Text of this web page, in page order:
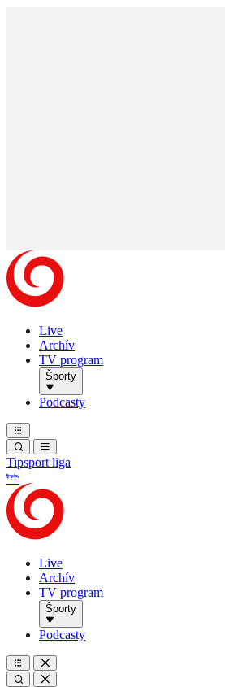
Live
Archív
TV program
Športy
Podcasty
Tipsport liga
Live
Archív
TV program
Športy
Podcasty